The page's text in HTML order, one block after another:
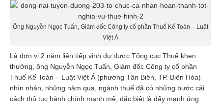
Ông Nguyễn Ngọc Tuấn, Giám đốc Công ty cổ phần Thuế Kế Toán – Luật
Việt Á
Là đơn vị 2 năm liên tiếp vinh dự được Tổng cục Thuế khen
thưởng, ông Nguyễn Ngọc Tuấn, Giám đốc Công ty cổ phần
Thuế Kế Toán – Luật Việt Á (phường Tân Biên, TP. Biên Hòa)
nhìn nhận, những năm qua, ngành thuế đã có những bước cải
cách thủ tục hành chính mạnh mẽ, đặc biệt là đẩy mạnh ứng